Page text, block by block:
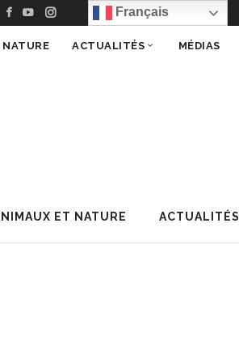
Français
ET NATURE ACTUALITÉS
ACTUALITÉS MÉDIAS